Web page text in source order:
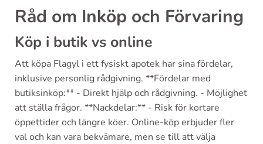
Råd om Inköp och Förvaring
Köp i butik vs online
Att köpa Flagyl i ett fysiskt apotek har sina fördelar,
inklusive personlig rådgivning. **Fördelar med
butiksinköp:** - Direkt hjälp och rådgivning. - Möjlighet
att ställa frågor. **Nackdelar:** - Risk för kortare
öppettider och längre köer. Online-köp erbjuder fler
val och kan vara bekvämare, men se till att välja